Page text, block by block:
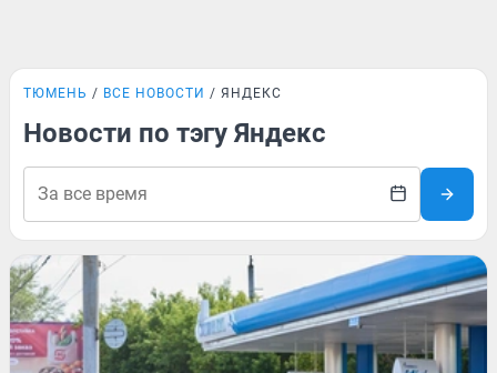
ТЮМЕНЬ ВСЕ НОВОСТИ ЯНДЕКС
Новости по тэгу Яндекс